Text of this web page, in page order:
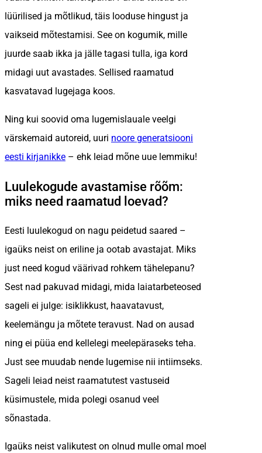
lüürilised ja mõtlikud, täis looduse hingust ja
vaikseid mõtestamisi. See on kogumik, mille
juurde saab ikka ja jälle tagasi tulla, iga kord
midagi uut avastades. Sellised raamatud
kasvatavad lugejaga koos.
Ning kui soovid oma lugemislauale veelgi
värskemaid autoreid, uuri noore generatsiooni
eesti kirjanikke – ehk leiad mõne uue lemmiku!
Luulekogude avastamise rõõm:
miks need raamatud loevad?
Eesti luulekogud on nagu peidetud saared –
igaüks neist on eriline ja ootab avastajat. Miks
just need kogud väärivad rohkem tähelepanu?
Sest nad pakuvad midagi, mida laiatarbeteosed
sageli ei julge: isiklikkust, haavatavust,
keelemängu ja mõtete teravust. Nad on ausad
ning ei püüa end kellelegi meelepäraseks teha.
Just see muudab nende lugemise nii intiimseks.
Sageli leiad neist raamatutest vastuseid
küsimustele, mida polegi osanud veel
sõnastada.
Igaüks neist valikutest on olnud mulle omal moel